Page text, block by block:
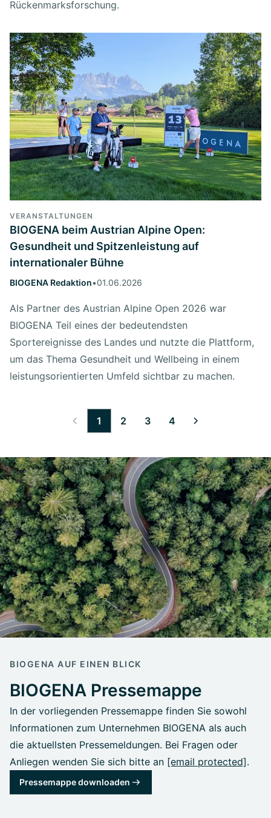
Rückenmarksforschung.
VERANSTALTUNGEN
BIOGENA beim Austrian Alpine Open:
Gesundheit und Spitzenleistung auf
internationaler Bühne
BIOGENA Redaktion•01.06.2026
Als Partner des Austrian Alpine Open 2026 war
BIOGENA Teil eines der bedeutendsten
Sportereignisse des Landes und nutzte die Plattform,
um das Thema Gesundheit und Wellbeing in einem
leistungsorientierten Umfeld sichtbar zu machen.
1 2 3 4
BIOGENA AUF EINEN BLICK
BIOGENA Pressemappe
In der vorliegenden Pressemappe finden Sie sowohl
Informationen zum Unternehmen BIOGENA als auch
die aktuellsten Pressemeldungen. Bei Fragen oder
Anliegen wenden Sie sich bitte an [email protected].
Pressemappe downloaden